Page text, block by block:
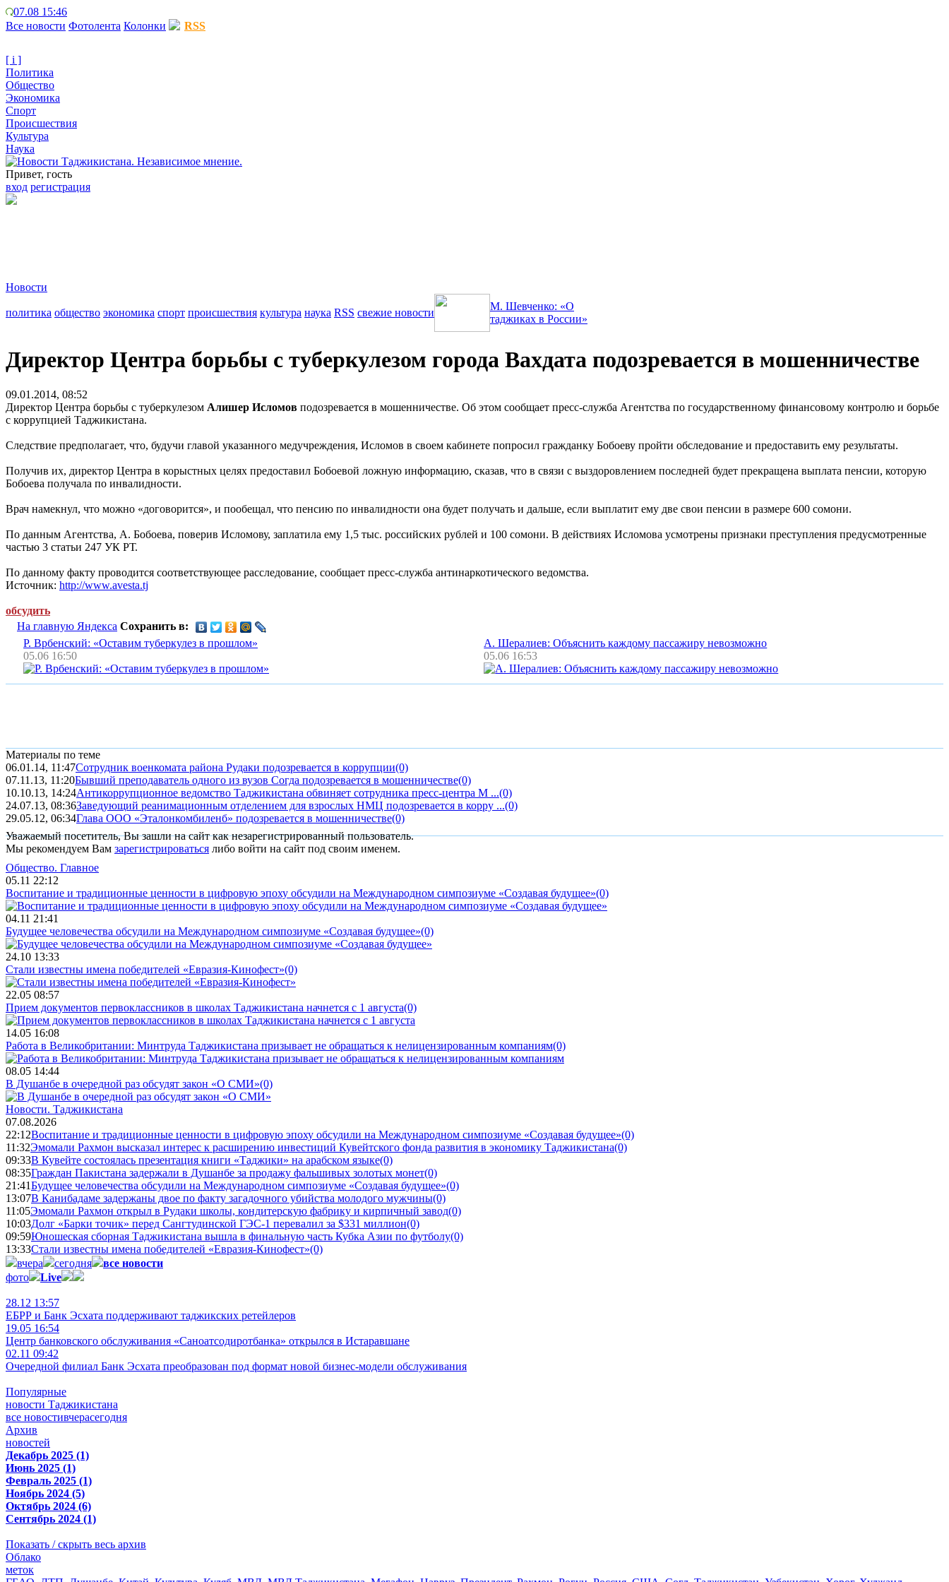
07.08 15:46
Все новости Фотолента Колонки RSS
[ i ]
Политика
Общество
Экономика
Спорт
Происшествия
Культура
Наука
Привет, гость
вход регистрация
Новости
политика общество экономика спорт происшествия культура наука RSS свежие новости
М. Шевченко: «О
таджиках в России»
Директор Центра борьбы с туберкулезом города Вахдата подозревается в мошенничестве
09.01.2014, 08:52
Директор Центра борьбы с туберкулезом Алишер Исломов подозревается в мошенничестве. Об этом сообщает пресс-служба Агентства по государственному финансовому контролю и борьбе
с коррупцией Таджикистана.
Следствие предполагает, что, будучи главой указанного медучреждения, Исломов в своем кабинете попросил гражданку Бобоеву пройти обследование и предоставить ему результаты.
Получив их, директор Центра в корыстных целях предоставил Бобоевой ложную информацию, сказав, что в связи с выздоровлением последней будет прекращена выплата пенсии, которую
Бобоева получала по инвалидности.
Врач намекнул, что можно «договорится», и пообещал, что пенсию по инвалидности она будет получать и дальше, если выплатит ему две свои пенсии в размере 600 сомони.
По данным Агентства, А. Бобоева, поверив Исломову, заплатила ему 1,5 тыс. российских рублей и 100 сомони. В действиях Исломова усмотрены признаки преступления предусмотренные
частью 3 статьи 247 УК РТ.
По данному факту проводится соответствующее расследование, сообщает пресс-служба антинаркотического ведомства.
Источник: http://www.avesta.tj
обсудить
На главную Яндекса Сохранить в:
Р. Врбенский: «Оставим туберкулез в прошлом»
05.06 16:50
А. Шералиев: Объяснить каждому пассажиру невозможно
05.06 16:53
Материалы по теме
06.01.14, 11:47Сотрудник военкомата района Рудаки подозревается в коррупции(0)
07.11.13, 11:20Бывший преподаватель одного из вузов Согда подозревается в мошенничестве(0)
10.10.13, 14:24Антикоррупционное ведомство Таджикистана обвиняет сотрудника пресс-центра М ...(0)
24.07.13, 08:36Заведующий реанимационным отделением для взрослых НМЦ подозревается в корру ...(0)
29.05.12, 06:34Глава ООО «Эталонкомбиленб» подозревается в мошенничестве(0)
Уважаемый посетитель, Вы зашли на сайт как незарегистрированный пользователь.
Мы рекомендуем Вам зарегистрироваться либо войти на сайт под своим именем.
Общество. Главное
05.11 22:12
Воспитание и традиционные ценности в цифровую эпоху обсудили на Международном симпозиуме «Создавая будущее»(0)
04.11 21:41
Будущее человечества обсудили на Международном симпозиуме «Создавая будущее»(0)
24.10 13:33
Стали известны имена победителей «Евразия-Кинофест»(0)
22.05 08:57
Прием документов первоклассников в школах Таджикистана начнется с 1 августа(0)
14.05 16:08
Работа в Великобритании: Минтруда Таджикистана призывает не обращаться к нелицензированным компаниям(0)
08.05 14:44
В Душанбе в очередной раз обсудят закон «О СМИ»(0)
Новости. Таджикистана
07.08.2026
22:12Воспитание и традиционные ценности в цифровую эпоху обсудили на Международном симпозиуме «Создавая будущее»(0)
11:32Эмомали Рахмон высказал интерес к расширению инвестиций Кувейтского фонда развития в экономику Таджикистана(0)
09:33В Кувейте состоялась презентация книги «Таджики» на арабском языке(0)
08:35Граждан Пакистана задержали в Душанбе за продажу фальшивых золотых монет(0)
21:41Будущее человечества обсудили на Международном симпозиуме «Создавая будущее»(0)
13:07В Канибадаме задержаны двое по факту загадочного убийства молодого мужчины(0)
11:05Эмомали Рахмон открыл в Рудаки школы, кондитерскую фабрику и кирпичный завод(0)
10:03Долг «Барки точик» перед Сангтудинской ГЭС-1 перевалил за $331 миллион(0)
09:59Юношеская сборная Таджикистана вышла в финальную часть Кубка Азии по футболу(0)
13:33Стали известны имена победителей «Евразия-Кинофест»(0)
вчера
сегодня
все новости
фото
Live
28.12 13:57
ЕБРР и Банк Эсхата поддерживают таджикских ретейлеров
19.05 16:54
Центр банковского обслуживания «Саноатсодиротбанка» открылся в Истаравшане
02.11 09:42
Очередной филиал Банк Эсхата преобразован под формат новой бизнес-модели обслуживания
Популярные
новости Таджикистана
все новостивчерасегодня
Архив
новостей
Декабрь 2025 (1)
Июнь 2025 (1)
Февраль 2025 (1)
Ноябрь 2024 (5)
Октябрь 2024 (6)
Сентябрь 2024 (1)
Показать / скрыть весь архив
Облако
меток